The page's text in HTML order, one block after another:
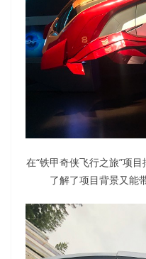
在“铁甲奇侠飞行之旅”项
了解了项目背景又能